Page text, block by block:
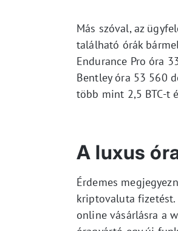
Más szóval, az
található órák
Endurance Pro óra
Bentley óra 53 560
több mint 2,5 BTC-t
A luxus
Érdemes
kriptovaluta fizetést.
online vásárlásra a